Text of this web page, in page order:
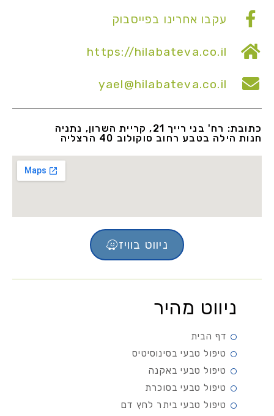
עקבו אחרינו בפייסבוק
https://hilabateva.co.il
yael@hilabateva.co.il
כתובת: רח' בני רייך 21, קריית השרון, נתניה
חנות הילה בטבע רחוב סוקולוב 40 הרצליה
ניווט בוויז
ניווט מהיר
דף הבית
טיפול טבעי בסינוסיטיס
טיפול טבעי באקנה
טיפול טבעי בסוכרת
טיפול טבעי ביתר לחץ דם